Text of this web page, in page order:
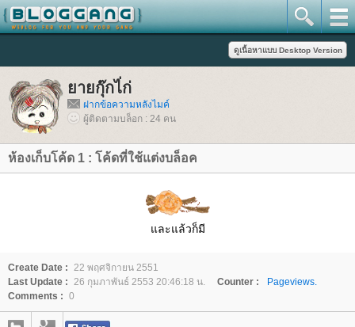
ายกุ๊กไ่ก่
ฝากข้อความหลังไมค์
ผู้ติดตามบล็อก : 24 คน
ห้องเก็บโค้ด 1 : โค้ดที่ใช้แต่งบล็อค
ละแล้วก็มี
Create Date : 22 พฤศจิกายน 2551
Last Update : 26 กุมภาพันธ์ 2553 20:46:18 น. Counter :
Pageviews.
Comments : 0